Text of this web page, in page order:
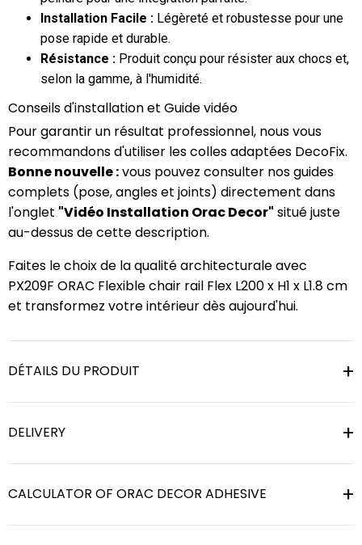
Installation Facile : Légèreté et robustesse pour une
pose rapide et durable.
Résistance : Produit conçu pour résister aux chocs et,
selon la gamme, à l'humidité.
Conseils d'installation et Guide vidéo
Pour garantir un résultat professionnel, nous vous
recommandons d'utiliser les colles adaptées DecoFix.
Bonne nouvelle :vous pouvez consulter nos guides
complets (pose, angles et joints) directement dans
l'onglet "Vidéo Installation Orac Decor" situé juste
au-dessus de cette description.
Faites le choix de la qualité architecturale avec
PX209F ORAC Flexible chair rail Flex L200 x H1 x L1.8 cm
et transformez votre intérieur dès aujourd'hui.
DÉTAILS DU PRODUIT
DELIVERY
CALCULATOR OF ORAC DECOR ADHESIVE